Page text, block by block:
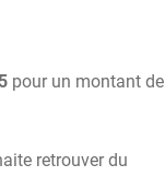
pour un montant de
retrouver du